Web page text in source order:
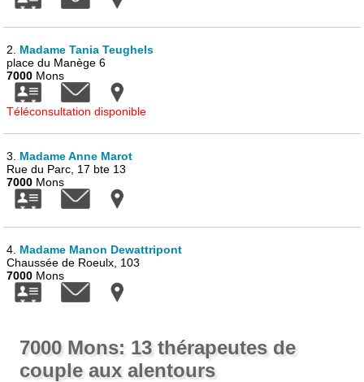
2. Madame Tania Teughels
place du Manège 6
7000 Mons
Téléconsultation disponible
3. Madame Anne Marot
Rue du Parc, 17 bte 13
7000 Mons
4. Madame Manon Dewattripont
Chaussée de Roeulx, 103
7000 Mons
7000 Mons: 13 thérapeutes de
couple aux alentours